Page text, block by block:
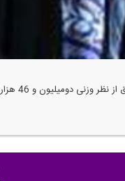
و 942 هزار دلار بوده است.